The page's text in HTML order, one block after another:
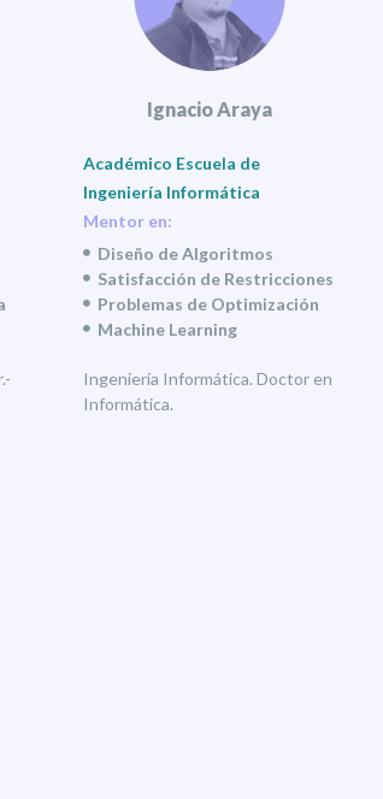
Ignacio Araya
Académico Escuela de
Ingeniería Informática
Mentor en:
Diseño de Algoritmos
Satisfacción de Restricciones
Problemas de Optimización
Machine Learning
Ingeniería Informática. Doctor en
Informática.